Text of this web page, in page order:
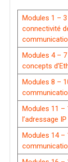
Modules 1 –
connectivité
Modules 4 –
concepts
Modules 8 –
Modules 11 –
l’adressage IP
Modules 14 –